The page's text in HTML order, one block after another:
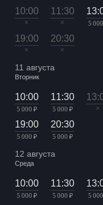
10:00
×
11:30
× 5
19:00
×
20:30
×
11 августа
Вторник
10:00
5 000 ₽
11:30
5 000 ₽ ×
19:00
5 000 ₽
20:30
5 000 ₽
12 августа
Среда
10:00
5 000 ₽
11:30
5 000 ₽ 5